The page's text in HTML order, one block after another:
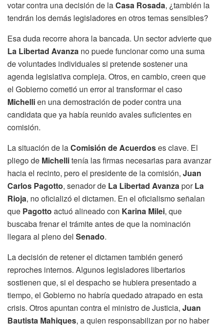
votar contra una decisión de laCasa Rosada, ¿también la
tendrán los demás legisladores en otros temas sensibles?
Esa duda recorre ahora la bancada. Un sector advierte que
La Libertad Avanza no puede funcionar como una suma
de voluntades individuales si pretende sostener una
agenda legislativa compleja. Otros, en cambio, creen que
el Gobierno cometió un error al transformar el caso
Michellien una demostración de poder contra una
candidata que ya había reunido avales suficientes en
comisión.
La situación de laComisión de Acuerdoses clave. El
pliego de Michellitenía las firmas necesarias para avanzar
hacia el recinto, pero el presidente de la comisión, Juan
Carlos Pagotto, senador de La Libertad Avanza porLa
Rioja, no oficializó el dictamen. En el oficialismo señalan
que Pagotto actuó alineado con Karina Milei, que
buscaba frenar el trámite antes de que la nominación
llegara al pleno del Senado.
La decisión de retener el dictamen también generó
reproches internos. Algunos legisladores libertarios
sostienen que, si el despacho se hubiera presentado a
tiempo, el Gobierno no habría quedado atrapado en esta
crisis. Otros apuntan contra el ministro de Justicia, Juan
Bautista Mahiques, a quien responsabilizan por no haber